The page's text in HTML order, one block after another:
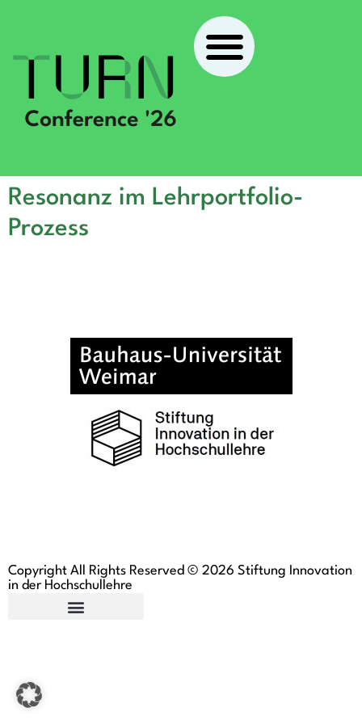
Resonanz im Lehrportfolio-
Prozess
Copyright All Rights Reserved © 2026 Stiftung Innovation
in der Hochschullehre